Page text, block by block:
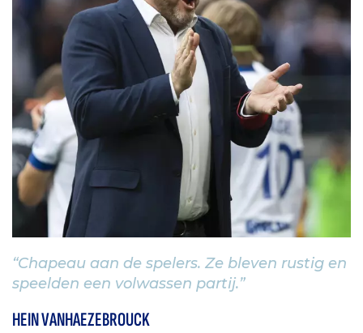
“Chapeau aan de spelers. Ze bleven rustig en
speelden een volwassen partij.”
HEIN VANHAEZEBROUCK